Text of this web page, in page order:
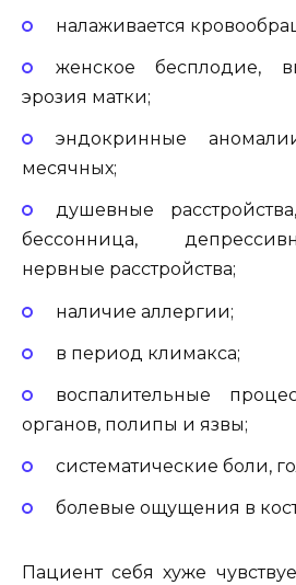
налаживается
женское бесплодие,
эрозия матки;
эндокринные
месячных;
душевные
бессонница,
нервные расстройства;
наличие аллергии;
в период климакса;
воспалительные
органов, полипы и язвы;
систематические боли,
болевые ощущения в
Пациент себя хуже